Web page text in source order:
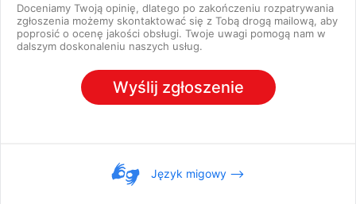
Doceniamy Twoją opinię, dlatego po zakończeniu rozpatrywania
zgłoszenia możemy skontaktować się z Tobą drogą mailową, aby
poprosić o ocenę jakości obsługi. Twoje uwagi pomogą nam w
dalszym doskonaleniu naszych usług.
Wyślij zgłoszenie
Język migowy ⟶